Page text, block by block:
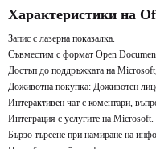
Характеристики на
Запис с лазерна показалка.
Съвместим с формат Open
Достъп до поддръжката на
Доживотна покупка: Доживотен
Интерактивен чат с коментари,
Интеграция с услугите на Microsoft.
Бързо търсене при намиране на